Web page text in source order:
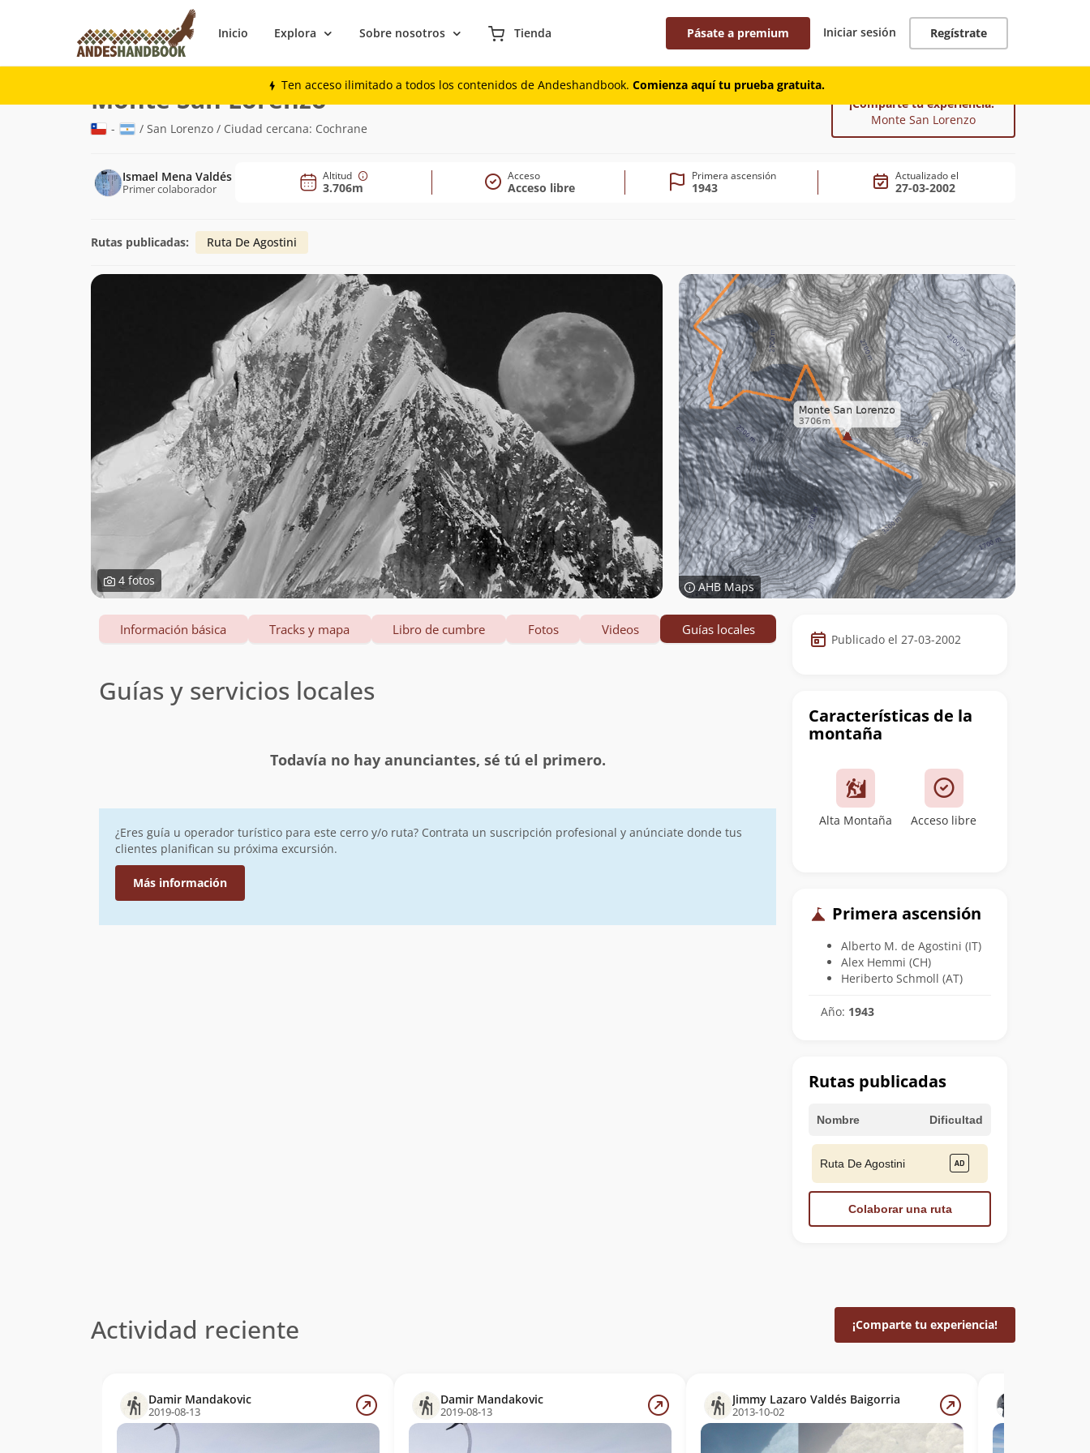
Inicio Explora Sobre nosotros Tienda Pásate a premium Iniciar sesión Regístrate
Ten acceso ilimitado a todos los contenidos de Andeshandbook. Comienza aquí tu prueba gratuita.
Montaña
Monte San Lorenzo(3.706m)
- / San Lorenzo / Ciudad cercana: Cochrane
¡Comparte tu experiencia!
Monte San Lorenzo
Ismael Mena Valdés
Primer colaborador
Altitud
3.706m
Acceso
Acceso libre
Primera ascensión
1943
Actualizado el
27-03-2002
Rutas publicadas: Ruta De Agostini
4 fotos AHB Maps
Datos
de
cumbre
Publicado el 27-03-2002
Características de la
montaña
Alta Montaña Acceso libre
Primera ascensión
Alberto M. de Agostini (IT)
Alex Hemmi (CH)
Heriberto Schmoll (AT)
Año: 1943
Rutas publicadas
Nombre Dificultad
Ruta De Agostini
Colaborar una ruta
Información básica Tracks y mapa Libro de cumbre Fotos Videos Guías locales
Guías y servicios locales
Todavía no hay anunciantes, sé tú el primero.
¿Eres guía u operador turístico para este cerro y/o ruta? Contrata un suscripción profesional y anúnciate donde tus
clientes planifican su próxima excursión.
Más información
Actividad reciente ¡Comparte tu experiencia!
Damir Mandakovic
2019-08-13
Damir Mandakovic
2019-08-13
Jimmy Lazaro Valdés Baigorria
2013-10-02